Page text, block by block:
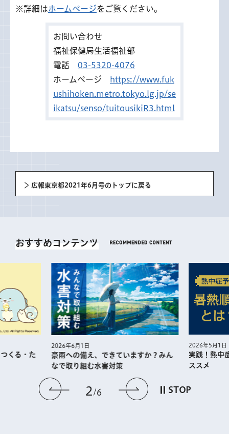
※詳細はホームページをご覧ください。
お問い合わせ
福祉保健局生活福祉部
電話 03-5320-4076
ホームページ
https://www.fuk
ushihoken.metro.tokyo.lg.jp/se
ikatsu/senso/tuitousikiR3.html
広報東京都2021年6月号のトップに戻る
おすすめコンテンツ
前のスライドを表示
2 6 次のスライドを
STOP
くる・た
2026年6月1日
豪雨への備え、できていますか？みん
なで取り組む水害対策
2026年5月1日
実践！熱中
ススメ